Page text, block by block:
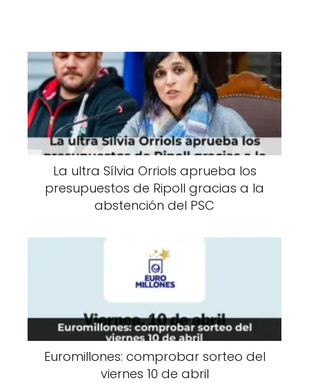
La ultra Sílvia Orriols aprueba los
presupuestos de Ripoll gracias a la
abstención del PSC
Euromillones: comprobar sorteo del
viernes 10 de abril